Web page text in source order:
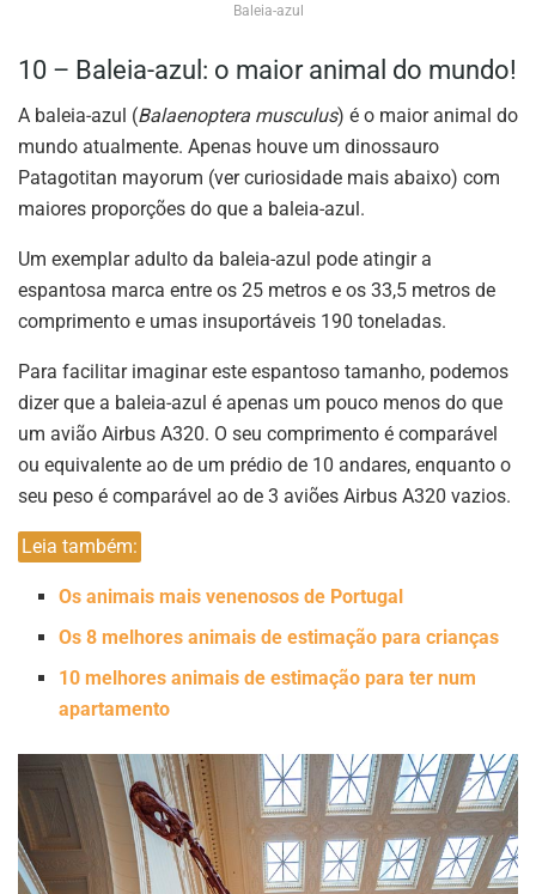
Baleia-azul
10 – Baleia-azul: o maior animal do mundo!
A baleia-azul (Balaenoptera musculus) é o maior animal do
mundo atualmente. Apenas houve um dinossauro
Patagotitan mayorum (ver curiosidade mais abaixo) com
maiores proporções do que a baleia-azul.
Um exemplar adulto da baleia-azul pode atingir a
espantosa marca entre os 25 metros e os 33,5 metros de
comprimento e umas insuportáveis 190 toneladas.
Para facilitar imaginar este espantoso tamanho, podemos
dizer que a baleia-azul é apenas um pouco menos do que
um avião Airbus A320. O seu comprimento é comparável
ou equivalente ao de um prédio de 10 andares, enquanto o
seu peso é comparável ao de 3 aviões Airbus A320 vazios.
Leia também:
Os animais mais venenosos de Portugal
Os 8 melhores animais de estimação para crianças
10 melhores animais de estimação para ter num
apartamento